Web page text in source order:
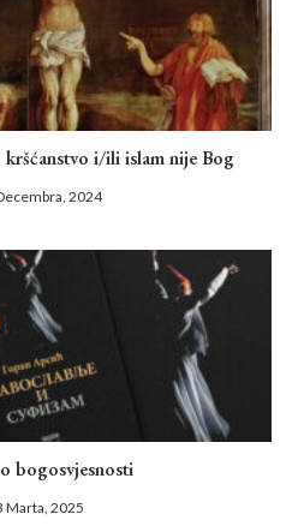
i/ili islam nije Bog
2024
bogosvjesnosti
Marta, 2025